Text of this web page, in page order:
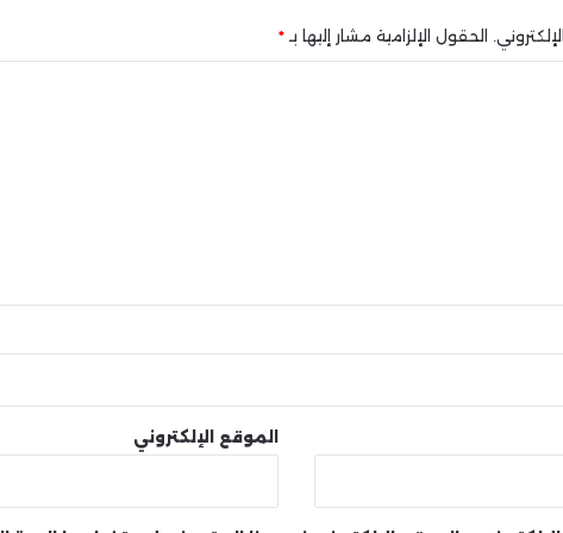
الحقول الإلزامية مشار إليها بـ *
الموقع الإلكتروني